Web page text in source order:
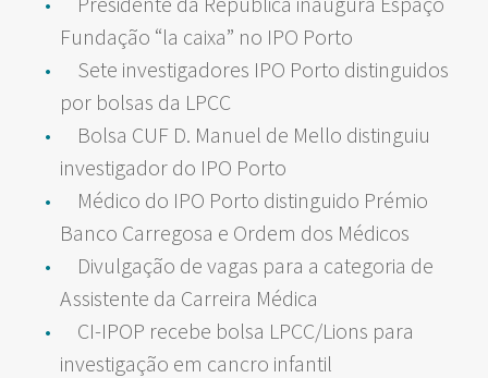
Fundação “la caixa” no IPO Porto
Sete investigadores IPO Porto distinguidos
por bolsas da LPCC
Bolsa CUF D. Manuel de Mello distinguiu
investigador do IPO Porto
Médico do IPO Porto distinguido Prémio
Banco Carregosa e Ordem dos Médicos
Divulgação de vagas para a categoria de
Assistente da Carreira Médica
CI-IPOP recebe bolsa LPCC/Lions para
investigação em cancro infantil